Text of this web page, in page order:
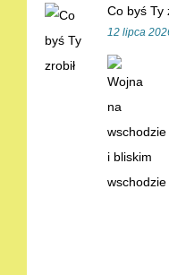
Co byś Ty
12 lipca